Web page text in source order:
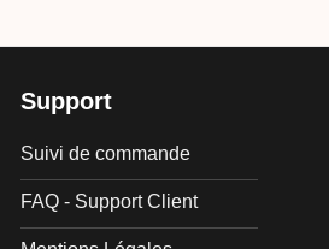
Support
Suivi de commande
FAQ - Support Client